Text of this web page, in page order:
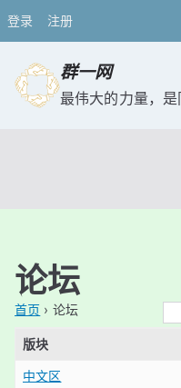
登录 注册
群一网
最伟大的力量，是
论坛
首页 › 论坛
版块
中文区